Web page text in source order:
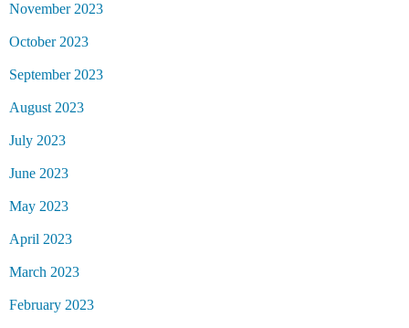
November 2023
October 2023
September 2023
August 2023
July 2023
June 2023
May 2023
April 2023
March 2023
February 2023